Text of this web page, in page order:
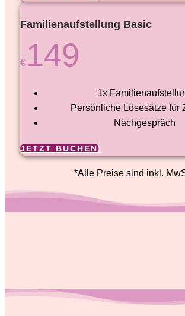
Familienaufstellung Basic
€149
1x
Persönliche Lösesätze für
Nachgespräch
JETZT BUCHEN!
*Alle Preise sind inkl.